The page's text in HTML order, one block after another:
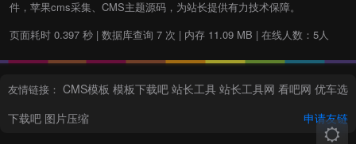
件，苹果cms采集、CMS主题源码，为站长提供有力技术保障。
页面耗时 0.397 秒 | 数据库查询 7 次 | 内存 11.09 MB | 在线人数：5人
友情链接： CMS模板 模板下载吧 站长工具 站长工具网 看吧网 优车选
下载吧 图片压缩 申请友链